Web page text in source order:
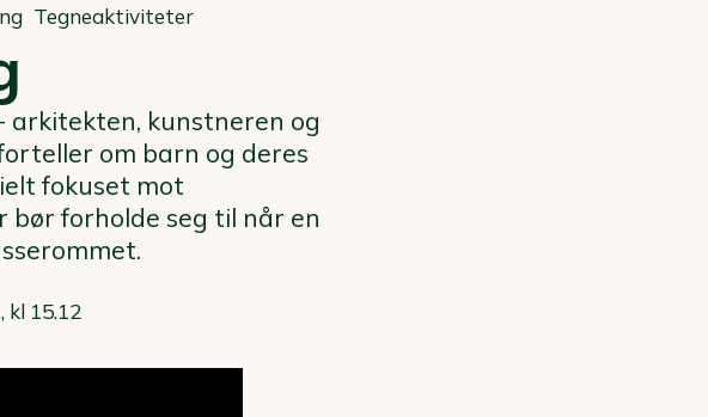
Tegneaktiviteter
arkitekten, kunstneren og
om barn og deres
fokuset mot
forholde seg til når en
kl 15.12